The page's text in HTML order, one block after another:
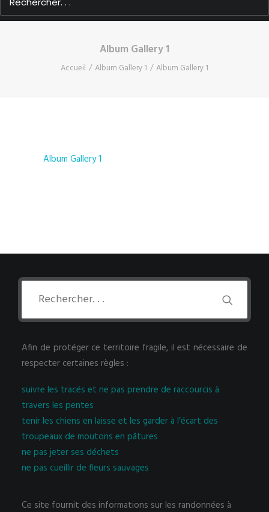
Album Gallery 1
Accueil Album Gallery 1 Album Gallery 1
Album Gallery 1
Afin de protéger ce territoire fragile, il est nécessaire de
respecter certaines règles :
suivre les tracés et ne pas prendre de raccourcis à
travers les pentes
tenir les chiens en laisse et les garder à l’écart des
troupeaux de moutons en pâtures
ne pas jeter ses déchets
ne pas cueillir de fleurs sauvages
Ce site fournit des informations sur les randonnées à